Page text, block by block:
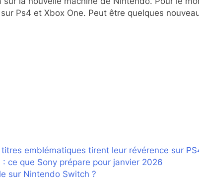
Ps4 et Xbox One. Peut être quelques
emblématiques tirent leur révérence sur
: ce que Sony prépare pour janvier 2026
sur Nintendo Switch ?